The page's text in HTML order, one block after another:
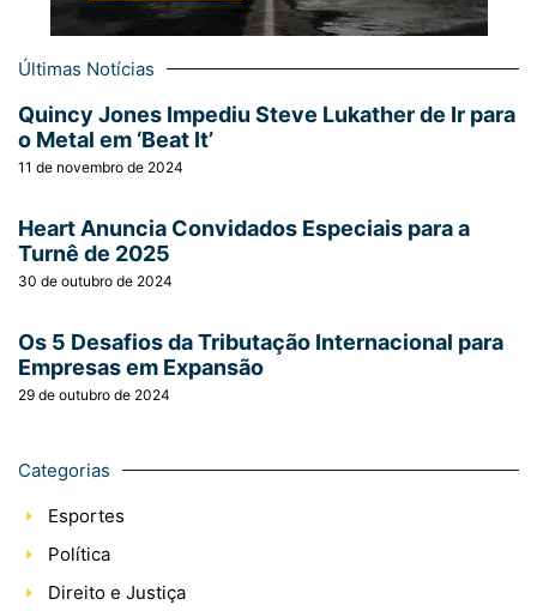
Últimas Notícias
Quincy Jones Impediu Steve Lukather de Ir para
o Metal em ‘Beat It’
11 de novembro de 2024
Heart Anuncia Convidados Especiais para a
Turnê de 2025
30 de outubro de 2024
Os 5 Desafios da Tributação Internacional para
Empresas em Expansão
29 de outubro de 2024
Categorias
Esportes
Política
Direito e Justiça